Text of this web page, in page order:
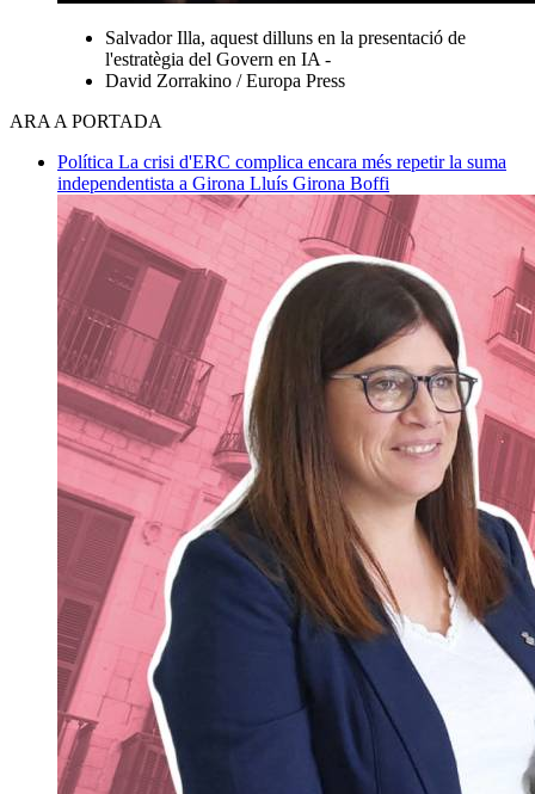
Salvador Illa, aquest dilluns en la presentació de
l'estratègia del Govern en IA -
David Zorrakino / Europa Press
ARA A PORTADA
Política La crisi d'ERC complica encara més repetir la suma
independentista a Girona Lluís Girona Boffi